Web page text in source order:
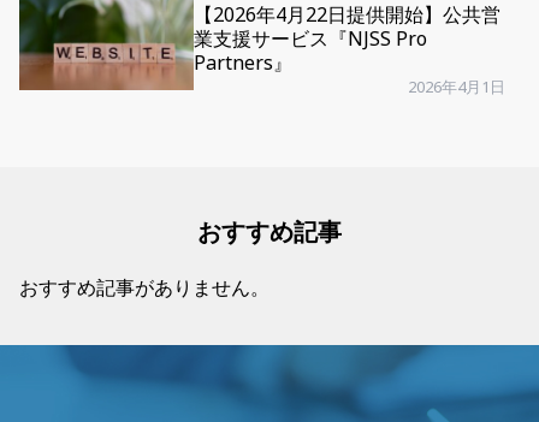
【2026年4月22日提供開始】公共営
業支援サービス『NJSS Pro
Partners』
2026年4月1日
おすすめ記事
おすすめ記事がありません。